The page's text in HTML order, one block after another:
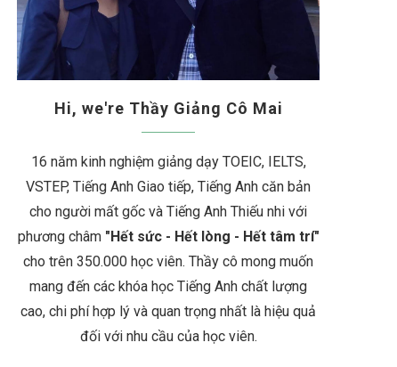
Hi, we're Thầy Giảng Cô Mai
16 năm kinh nghiệm giảng dạy TOEIC, IELTS,
VSTEP, Tiếng Anh Giao tiếp, Tiếng Anh căn bản
cho người mất gốc và Tiếng Anh Thiếu nhi với
phương châm "Hết sức - Hết lòng - Hết tâm trí"
cho trên 350.000 học viên. Thầy cô mong muốn
mang đến các khóa học Tiếng Anh chất lượng
cao, chi phí hợp lý và quan trọng nhất là hiệu quả
đối với nhu cầu của học viên.